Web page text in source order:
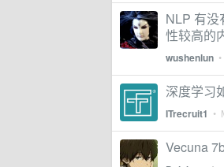
NLP 有没
性较高的
wushenlun •
深度学习
ITrecruit1 •
Vecuna